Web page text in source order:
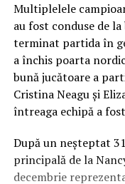
Multiplelele
au fost conduse de
terminat partida în
a închis poarta
bună jucătoare a
Cristina Neagu şi
întreaga echipă a
După un neşteptat
principală de la
decembrie